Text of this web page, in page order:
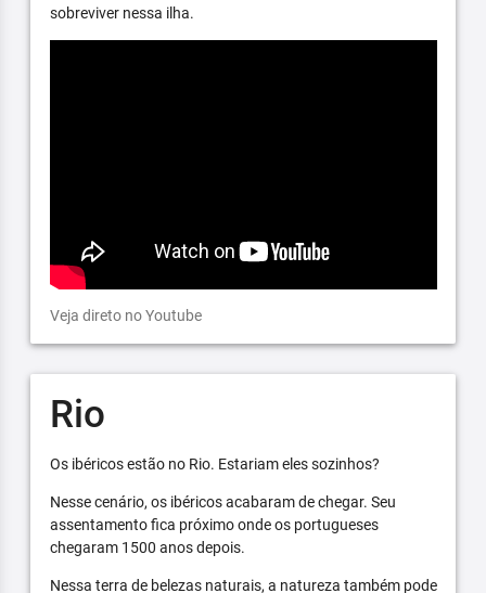
sobreviver nessa ilha.
Veja direto no Youtube
Rio
Os ibéricos estão no Rio. Estariam eles sozinhos?
Nesse cenário, os ibéricos acabaram de chegar. Seu
assentamento fica próximo onde os portugueses
chegaram 1500 anos depois.
Nessa terra de belezas naturais, a natureza também pode